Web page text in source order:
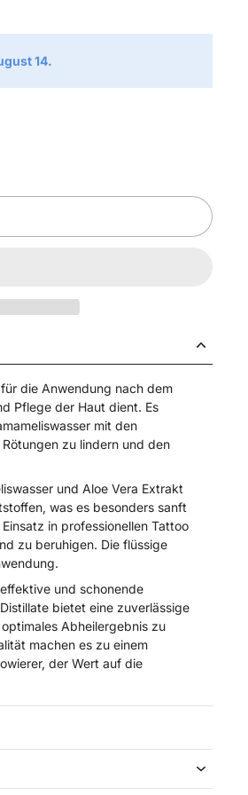
14.
die Anwendung nach dem
Pflege der Haut dient. Es
mit den
zu lindern und den
und Aloe Vera Extrakt
was es besonders sanft
in professionellen Tattoo
zu beruhigen. Die flüssige
und schonende
bietet eine zuverlässige
Abheilergebnis zu
machen es zu einem
der Wert auf die